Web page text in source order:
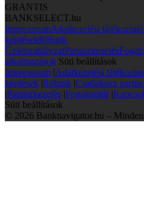
GRANTIS
BANKSELECT.hu
ImpresszumAdatkezelési tájékoztató
kérdésekRólunk
ÜzletszabályzatPanaszkezelés
alkalmazások Süti beállítások
Impresszum |Adatkezelési
kérdések |Rólunk |Csatlakozz
|Panaszkezelés |Fogalomtár |
Süti beállítások
© 2026 Banknavigator.hu –